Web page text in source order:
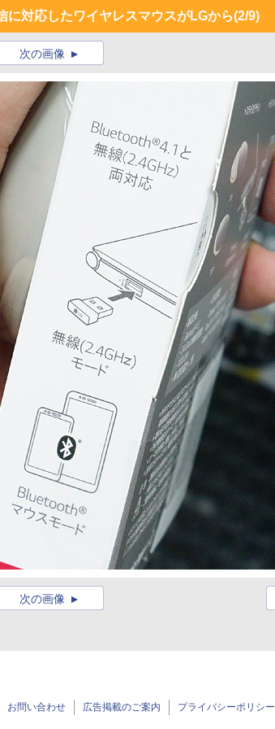
対応したワイヤレスマウスがLGから(2/9)
次の画像
次の画像
お問い合わせ 広告掲載のご案内 プライバシーポリシー